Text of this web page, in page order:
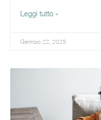
Leggi tutto »
Gennaio 22, 2025